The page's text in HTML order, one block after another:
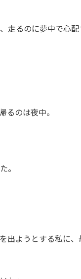
走るのに夢中で心配
るのは夜中。
。
出ようとする私に